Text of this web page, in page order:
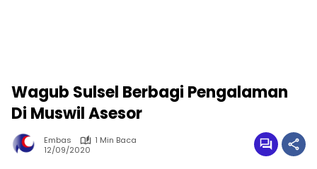
Wagub Sulsel Berbagi Pengalaman
Di Muswil Asesor
Embas
1 Min Baca
12/09/2020